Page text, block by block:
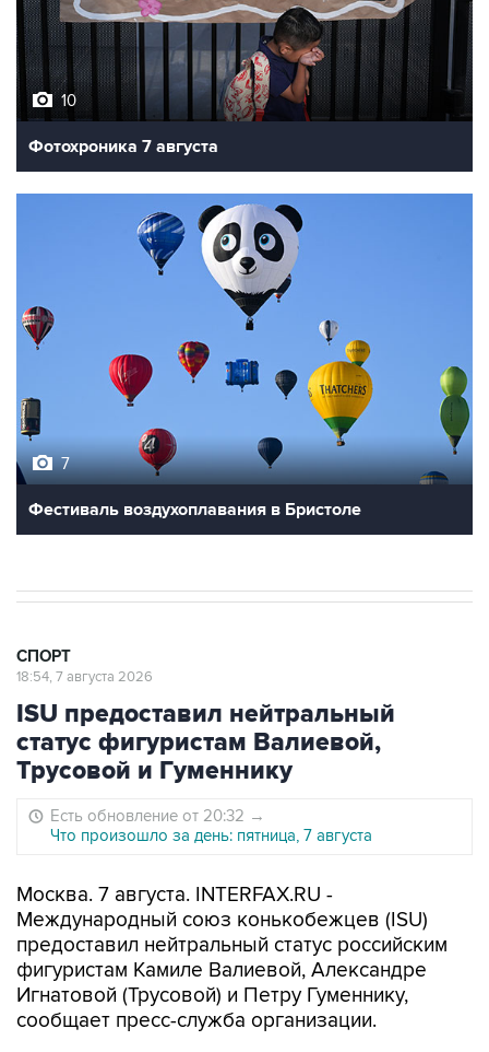
10
Фотохроника 7 августа
7
Фестиваль воздухоплавания в Бристоле
СПОРТ
18:54, 7 августа 2026
ISU предоставил нейтральный
статус фигуристам Валиевой,
Трусовой и Гуменнику
Есть обновление от 20:32 →
Что произошло за день: пятница, 7 августа
Москва. 7 августа. INTERFAX.RU -
Международный союз конькобежцев (ISU)
предоставил нейтральный статус российским
фигуристам Камиле Валиевой, Александре
Игнатовой (Трусовой) и Петру Гуменнику,
сообщает пресс-служба организации.